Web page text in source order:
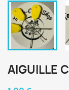
AIGUILLE